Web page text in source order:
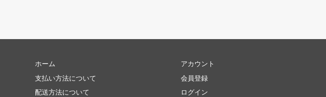
ホーム
支払い方法について
配送方法について
アカウント
会員登録
ログイン